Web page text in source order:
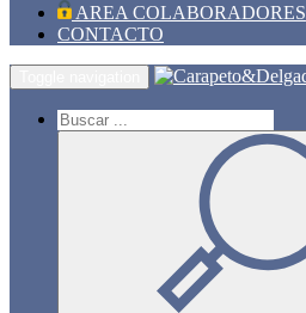
AREA COLABORADORES
CONTACTO